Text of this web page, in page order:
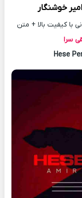
امیر خوشنگار
با کیفیت بالا + متن
سرا
Hese